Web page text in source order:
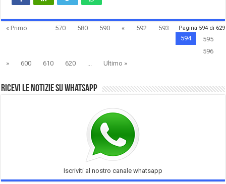
Pagina 594 di 629
« Primo 570 580 590 « 592
593
594
595
596
»
600 610 620 Ultimo »
Ricevi le notizie su Whatsapp
Iscriviti al nostro canale whatsapp